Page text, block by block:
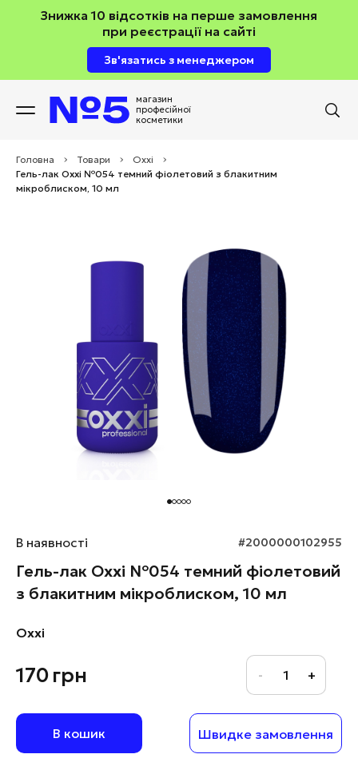
Знижка 10 відсотків на перше замовлення
при реєстрації на сайті
Зв'язатись з менеджером
магазин
професійної
косметики
Головна > Товари > Oxxi
>
Гель-лак Oxxi №054 темний фіолетовий з блакитним
мікроблиском, 10 мл
В наявності #2000000102955
Гель-лак Oxxi №054 темний фіолетовий
з блакитним мікроблиском, 10 мл
Oxxi
170грн
В кошик Швидке замовлення